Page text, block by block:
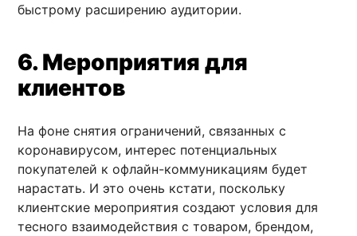
быстрому расширению аудитории.
6. Мероприятия для
клиентов
На фоне снятия ограничений, связанных с
коронавирусом, интерес потенциальных
покупателей к офлайн-коммуникациям будет
нарастать. И это очень кстати, поскольку
клиентские мероприятия создают условия для
тесного взаимодействия с товаром, брендом,